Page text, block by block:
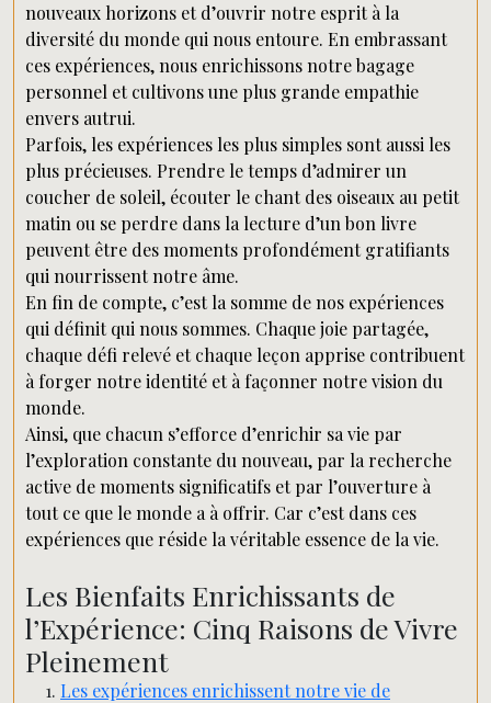
nouveaux horizons et d’ouvrir notre esprit à la
diversité du monde qui nous entoure. En embrassant
ces expériences, nous enrichissons notre bagage
personnel et cultivons une plus grande empathie
envers autrui.
Parfois, les expériences les plus simples sont aussi les
plus précieuses. Prendre le temps d’admirer un
coucher de soleil, écouter le chant des oiseaux au petit
matin ou se perdre dans la lecture d’un bon livre
peuvent être des moments profondément gratifiants
qui nourrissent notre âme.
En fin de compte, c’est la somme de nos expériences
qui définit qui nous sommes. Chaque joie partagée,
chaque défi relevé et chaque leçon apprise contribuent
à forger notre identité et à façonner notre vision du
monde.
Ainsi, que chacun s’efforce d’enrichir sa vie par
l’exploration constante du nouveau, par la recherche
active de moments significatifs et par l’ouverture à
tout ce que le monde a à offrir. Car c’est dans ces
expériences que réside la véritable essence de la vie.
Les Bienfaits Enrichissants de
l’Expérience: Cinq Raisons de Vivre
Pleinement
Les expériences enrichissent notre vie de